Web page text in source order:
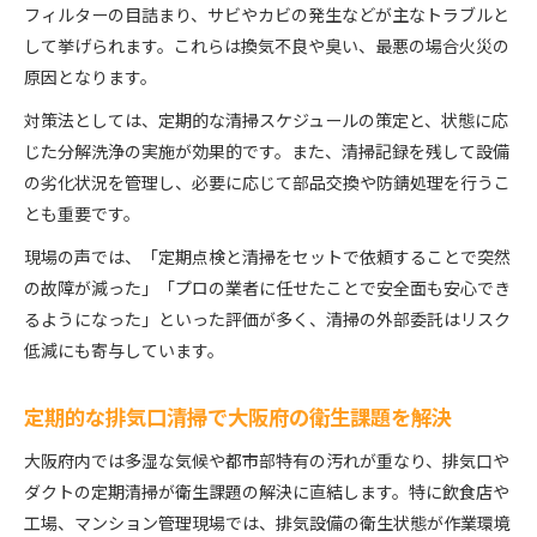
フィルターの目詰まり、サビやカビの発生などが主なトラブルと
して挙げられます。これらは換気不良や臭い、最悪の場合火災の
原因となります。
対策法としては、定期的な清掃スケジュールの策定と、状態に応
じた分解洗浄の実施が効果的です。また、清掃記録を残して設備
の劣化状況を管理し、必要に応じて部品交換や防錆処理を行うこ
とも重要です。
現場の声では、「定期点検と清掃をセットで依頼することで突然
の故障が減った」「プロの業者に任せたことで安全面も安心でき
るようになった」といった評価が多く、清掃の外部委託はリスク
低減にも寄与しています。
定期的な排気口清掃で大阪府の衛生課題を解決
大阪府内では多湿な気候や都市部特有の汚れが重なり、排気口や
ダクトの定期清掃が衛生課題の解決に直結します。特に飲食店や
工場、マンション管理現場では、排気設備の衛生状態が作業環境